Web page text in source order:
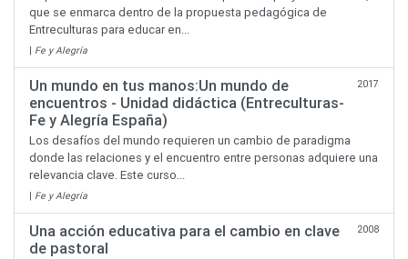
que se enmarca dentro de la propuesta pedagógica de
Entreculturas para educar en...
| Fe y Alegría
Un mundo en tus manos:Un mundo de
encuentros - Unidad didáctica (Entreculturas-
Fe y Alegría España)
2017
Los desafíos del mundo requieren un cambio de paradigma
donde las relaciones y el encuentro entre personas adquiere una
relevancia clave. Este curso...
| Fe y Alegría
Una acción educativa para el cambio en clave
de pastoral
2008